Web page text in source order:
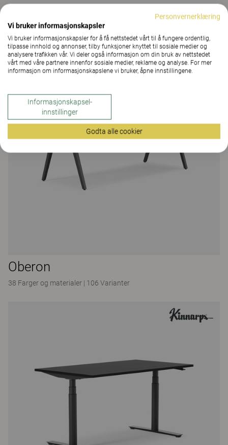
39 Farger og materialer|9 Varianter
Oberon
38 Farger og materialer | 106 Varianter
Personvernerklæring
Vi bruker informasjonskapsler
Vi bruker informasjonskapsler for å få nettstedet vårt til å fungere ordentlig,
tilpasse innhold og annonser, tilby funksjoner knyttet til sosiale medier og
analysere trafikken vår. Vi deler også informasjon om din bruk av nettstedet
vårt med våre partnere innenfor sosiale medier, reklame og analyse. For mer
informasjon om informasjonskapslene vi bruker, åpne innstillingene.
Informasjonskapsel-
innstillinger
Godta alle cookier